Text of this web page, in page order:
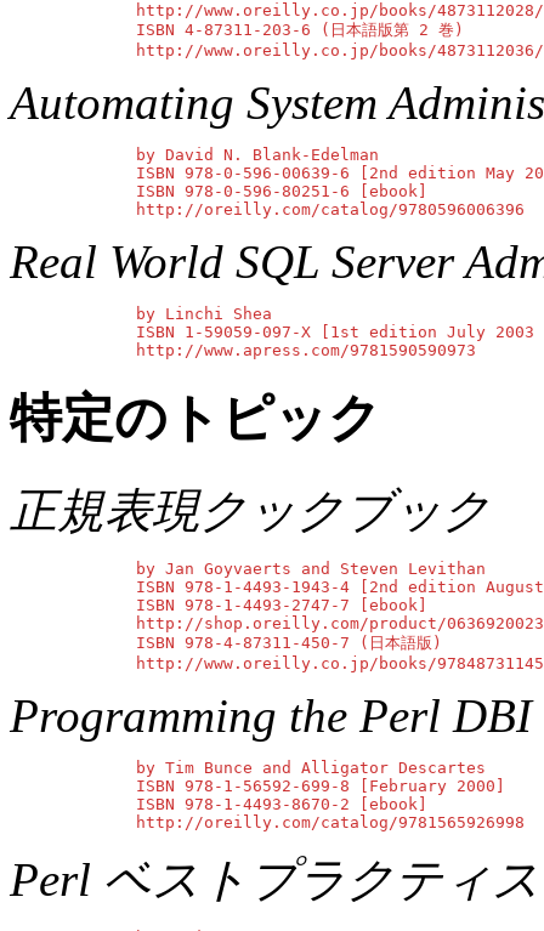
        http://www.oreilly.co.jp/books/4873112028/
        ISBN 4-87311-203-6 (日本語版第 2 巻)
        http://www.oreilly.co.jp/books/4873112036/
Automating System
        by David N. Blank-Edelman
ISBN 978-0-596-00639-6 [2nd edition May
        ISBN 978-0-596-80251-6 [ebook]
        http://oreilly.com/catalog/9780596006396
Real World SQL Server
        by Linchi Shea
ISBN 1-59059-097-X [1st edition July 2003
        http://www.apress.com/9781590590973
特定のトピック
正規表現クックブック
        by Jan Goyvaerts and Steven Levithan
ISBN 978-1-4493-1943-4 [2nd edition
        ISBN 978-1-4493-2747-7 [ebook]
http://shop.oreilly.com/product/
        ISBN 978-4-87311-450-7 (日本語版)
http://www.oreilly.co.jp/books/
Programming the Perl DBI
        by Tim Bunce and Alligator Descartes
        ISBN 978-1-56592-699-8 [February 2000]
        ISBN 978-1-4493-8670-2 [ebook]
        http://oreilly.com/catalog/9781565926998
Perl ベストプラクティス